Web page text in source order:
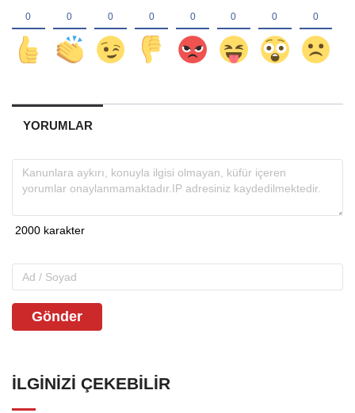
YORUMLAR
Gönder
İLGINIZI ÇEKEBILIR